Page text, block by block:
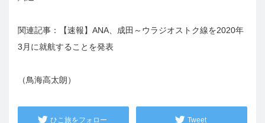
関連記事：
【速報】ANA、成田～ウラジオストク線を2020年
3月に就航することを発表
（鳥海高太朗）
ひこ旅をフォロー Tweet